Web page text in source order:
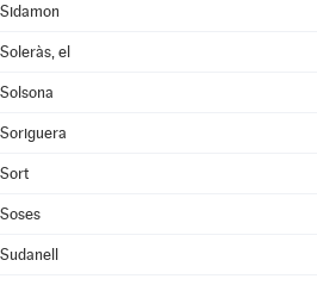
Sidamon
Soleràs, el
Solsona
Soriguera
Sort
Soses
Sudanell